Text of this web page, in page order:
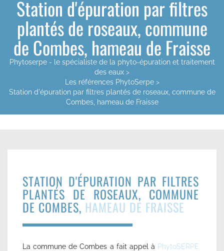
Station d'épuration par filtres
plantés de roseaux, commune
de Combes, hameau de Fraisse
Phytoserpe - le spécialiste de la phyto-épuration et traitement
des eaux >
Les références PhytoSerpe>
Station d'épuration par filtres plantés de roseaux, commune de
Combes, hameau de Fraisse
STATION D'ÉPURATION PAR FILTRES
PLANTÉS DE ROSEAUX, COMMUNE
DE COMBES, HAMEAU DE FRAISSE
La commune de Combes a fait appel à PhytoSERPE